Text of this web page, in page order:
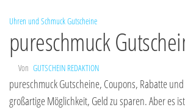
Uhren und Schmuck Gutscheine
pureschmuck
Von GUTSCHEIN REDAKTION
pureschmuck Gutscheine, Coupons, Rabatte
großartige Möglichkeit, Geld zu sparen. Aber es